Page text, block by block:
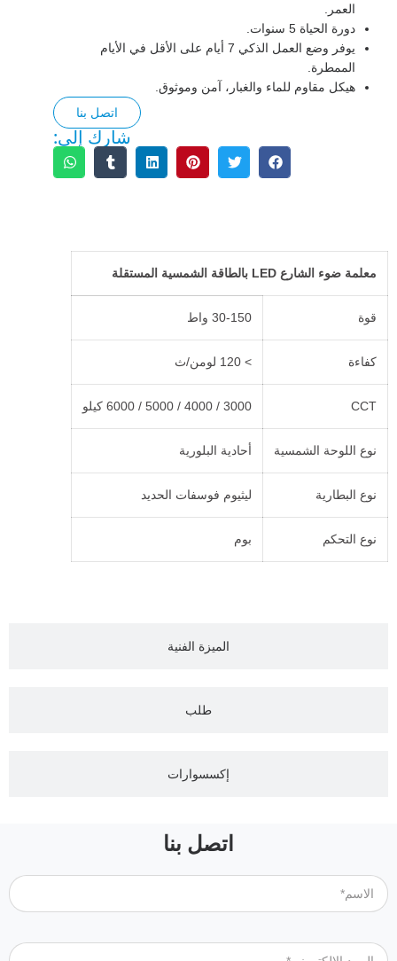
العمر.
دورة الحياة 5 سنوات.
يوفر وضع العمل الذكي 7 أيام على الأقل في الأيام
الممطرة.
هيكل مقاوم للماء والغبار، آمن وموثوق.
اتصل بنا
شارك إلى:
الميزة الفنية
طلب
إكسسوارات
معلمة ضوء الشارع LED بالطاقة الشمسية المستقلة
قوة 30-150 واط
كفاءة > 120 لومن/ث
CCT 3000 / 4000 / 5000 / 6000 كيلو
نوع اللوحة الشمسية أحادية البلورية
نوع البطارية ليثيوم فوسفات الحديد
نوع التحكم بوم
اتصل بنا